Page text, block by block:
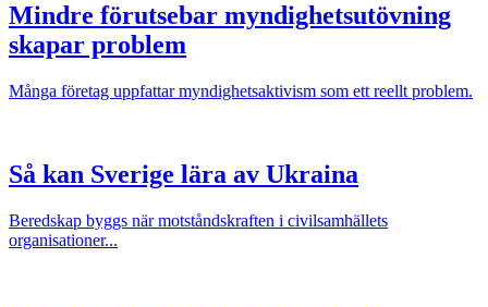
Mindre förutsebar myndighetsutövning
skapar problem
Många företag uppfattar myndighetsaktivism som ett reellt problem.
Så kan Sverige lära av Ukraina
Beredskap byggs när motståndskraften i civilsamhällets
organisationer...